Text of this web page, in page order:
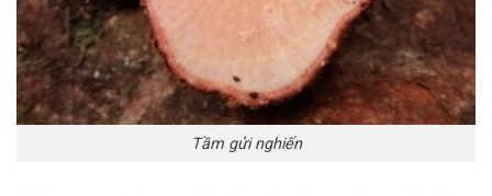
Tầm gửi nghiến